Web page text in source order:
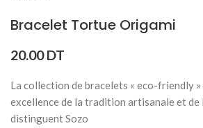
Bracelet Tortue Origami
20.00DT
La collection de bracelets « eco-friendly »
excellence de la tradition artisanale et
distinguent Sozo